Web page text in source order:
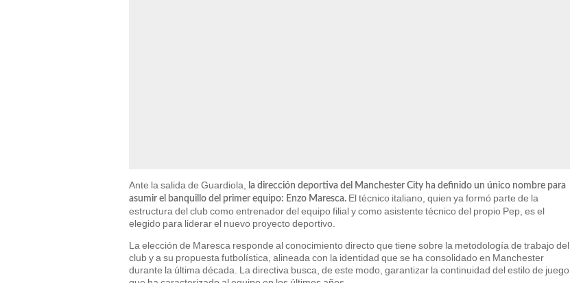
Ante la salida de Guardiola,
la dirección deportiva del Manchester City ha definido un único nombre para
asumir el banquillo del primer equipo: Enzo Maresca. El técnico italiano, quien ya formó parte de la
estructura del club como entrenador del equipo filial y como asistente técnico del propio Pep, es el
elegido para liderar el nuevo proyecto deportivo.
La elección de Maresca responde al conocimiento directo que tiene sobre la metodología de trabajo del
club y a su propuesta futbolística, alineada con la identidad que se ha consolidado en Manchester
durante la última década. La directiva busca, de este modo, garantizar la continuidad del estilo de juego